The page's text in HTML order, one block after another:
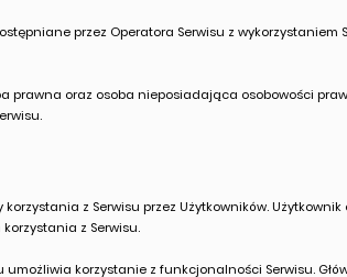
przez Operatora Serwisu z
prawna oraz osoba nieposiadająca osobowości
z Serwisu przez Użytkowników.
z Serwisu.
umożliwia korzystanie z funkcjonalności Serwisu.